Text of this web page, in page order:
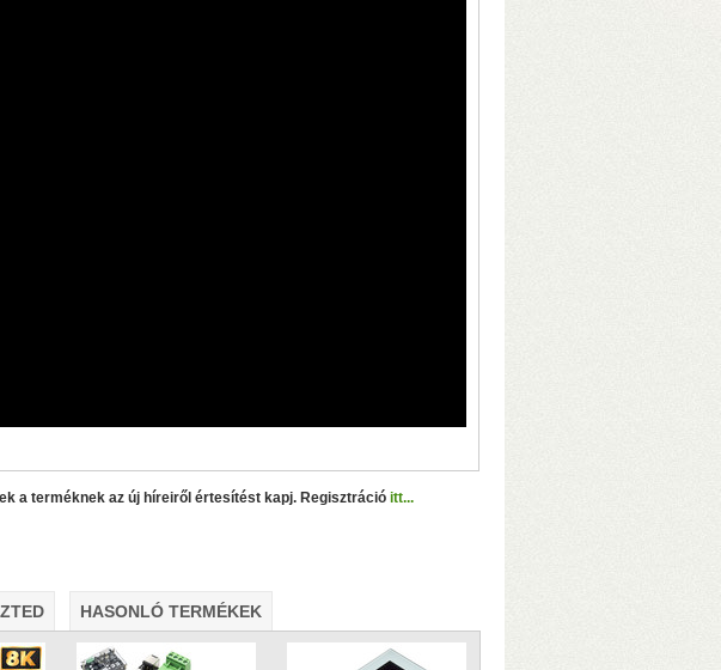
lejátszásához – Amlogic S905W2 processzor, 4+32 GB memória
a terméknek az új híreiről értesítést kapj. Regisztráció itt...
HASONLÓ TERMÉKEK